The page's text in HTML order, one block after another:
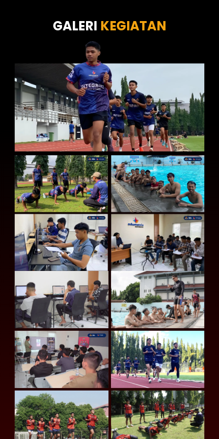
Tes Kepribadian
GALERI KEGIATAN